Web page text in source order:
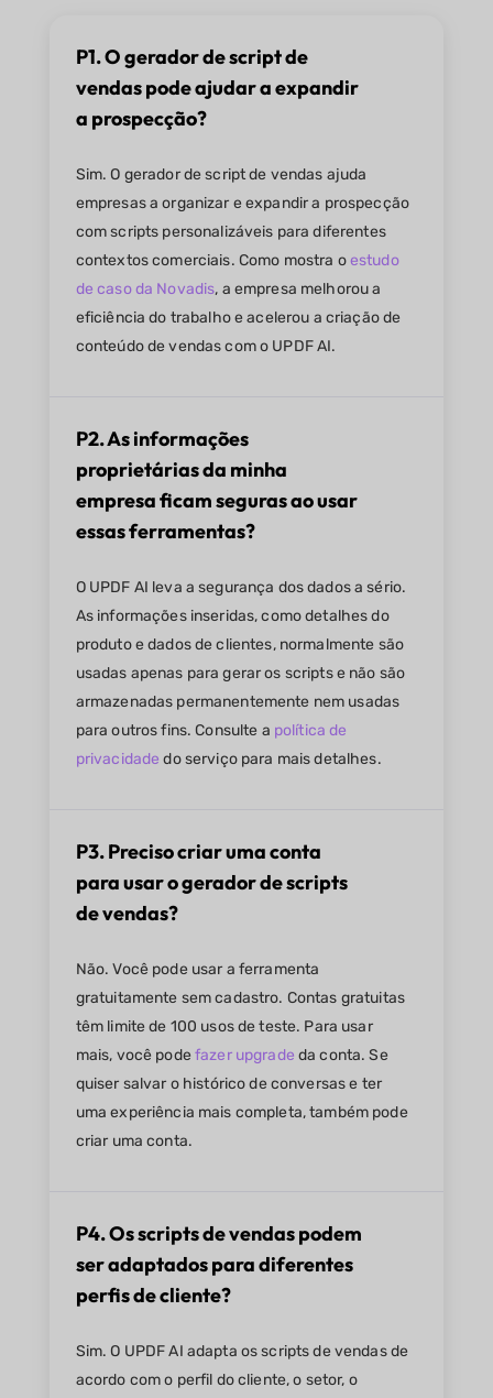
P1. O gerador de script de
vendas pode ajudar a expandir
a prospecção?
Sim. O gerador de script de vendas ajuda
empresas a organizar e expandir a prospecção
com scripts personalizáveis para diferentes
contextos comerciais. Como mostra oestudo
de caso da Novadis, a empresa melhorou a
eficiência do trabalho e acelerou a criação de
conteúdo de vendas com o UPDF AI.
P2. As informações
proprietárias da minha
empresa ficam seguras ao usar
essas ferramentas?
O UPDF AI leva a segurança dos dados a sério.
As informações inseridas, como detalhes do
produto e dados de clientes, normalmente são
usadas apenas para gerar os scripts e não são
armazenadas permanentemente nem usadas
para outros fins. Consulte a política de
privacidade do serviço para mais detalhes.
P3. Preciso criar uma conta
para usar o gerador de scripts
de vendas?
Não. Você pode usar a ferramenta
gratuitamente sem cadastro. Contas gratuitas
têm limite de 100 usos de teste. Para usar
mais, você podefazer upgrade da conta. Se
quiser salvar o histórico de conversas e ter
uma experiência mais completa, também pode
criar uma conta.
P4. Os scripts de vendas podem
ser adaptados para diferentes
perfis de cliente?
Sim. O UPDF AI adapta os scripts de vendas de
acordo com o perfil do cliente, o setor, o